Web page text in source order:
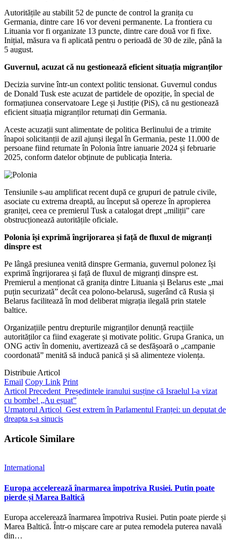
Autoritățile au stabilit 52 de puncte de control la granița cu
Germania, dintre care 16 vor deveni permanente. La frontiera cu
Lituania vor fi organizate 13 puncte, dintre care două vor fi fixe.
Inițial, măsura va fi aplicată pentru o perioadă de 30 de zile, până la
5 august.
Guvernul, acuzat că nu gestionează eficient situația migranților
Decizia survine într-un context politic tensionat. Guvernul condus
de Donald Tusk este acuzat de partidele de opoziție, în special de
formațiunea conservatoare Lege și Justiție (PiS), că nu gestionează
eficient situația migranților returnați din Germania.
Aceste acuzații sunt alimentate de politica Berlinului de a trimite
înapoi solicitanții de azil ajunși ilegal în Germania, peste 11.000 de
persoane fiind returnate în Polonia între ianuarie 2024 și februarie
2025, conform datelor obținute de publicația Interia.
Tensiunile s-au amplificat recent după ce grupuri de patrule civile,
asociate cu extrema dreaptă, au început să opereze în apropierea
graniței, ceea ce premierul Tusk a catalogat drept „miliții” care
obstrucționează autoritățile oficiale.
Polonia își exprimă îngrijorarea și față de fluxul de migranți
dinspre est
Pe lângă presiunea venită dinspre Germania, guvernul polonez își
exprimă îngrijorarea și față de fluxul de migranți dinspre est.
Premierul a menționat că granița dintre Lituania și Belarus este „mai
puțin securizată” decât cea polono-belarusă, sugerând că Rusia și
Belarus facilitează în mod deliberat migrația ilegală prin statele
baltice.
Organizațiile pentru drepturile migranților denunță reacțiile
autorităților ca fiind exagerate și motivate politic. Grupa Granica, un
ONG activ în domeniu, avertizează că se desfășoară o „campanie
coordonată” menită să inducă panică și să alimenteze violența.
Distribuie Articol
Email Copy Link Print
Articol Precedent Președintele iranului susține că Israelul l-a vizat
cu bombe! „Au eșuat”
Urmatorul Articol Gest extrem în Parlamentul Franței: un deputat de
dreapta s-a sinucis
Articole Similare
International
Europa accelerează înarmarea împotriva Rusiei. Putin poate
pierde și Marea Baltică
Europa accelerează înarmarea împotriva Rusiei. Putin poate pierde și
Marea Baltică. Într-o mișcare care ar putea remodela puterea navală
din…